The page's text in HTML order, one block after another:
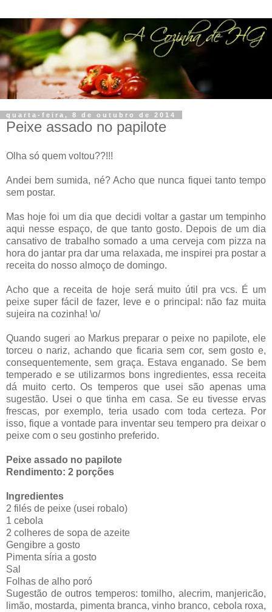
quarta-feira, 8 de outubro de 2014
Peixe assado no papilote
Olha só quem voltou??!!!
Andei bem sumida, né? Acho que nunca fiquei tanto tempo
sem postar.
Mas hoje foi um dia que decidi voltar a gastar um tempinho
aqui nesse espaço, de que tanto gosto. Depois de um dia
cansativo de trabalho somado a uma cerveja com pizza na
hora do jantar pra dar uma relaxada, me inspirei pra postar a
receita do nosso almoço de domingo.
Acho que a receita de hoje será muito útil pra vcs. É um
peixe super fácil de fazer, leve e o principal: não faz muita
sujeira na cozinha! \o/
Quando sugeri ao Markus preparar o peixe no papilote, ele
torceu o nariz, achando que ficaria sem cor, sem gosto e,
consequentemente, sem graça. Estava enganado. Se bem
temperado e se utilizarmos bons ingredientes, essa receita
dá muito certo. Os temperos que usei são apenas uma
sugestão. Usei o que tinha em casa. Se eu tivesse ervas
frescas, por exemplo, teria usado com toda certeza. Por
isso, fique a vontade para inventar seu tempero pra deixar o
peixe com o seu gostinho preferido.
Peixe assado no papilote
Rendimento: 2 porções
Ingredientes
2 filés de peixe (usei robalo)
1 cebola
2 colheres de sopa de azeite
Gengibre a gosto
Pimenta síria a gosto
Sal
Folhas de alho poró
Sugestão de outros temperos: tomilho, alecrim, manjericão,
limão, mostarda, pimenta branca, vinho branco, cebola roxa,